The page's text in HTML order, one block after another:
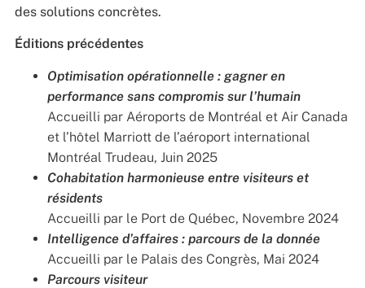
des solutions concrètes.
Éditions précédentes
Optimisation opérationnelle : gagner en
performance sans compromis sur l’humain
Accueilli par Aéroports de Montréal et Air Canada
et l’hôtel Marriott de l’aéroport international
Montréal Trudeau, Juin 2025
Cohabitation harmonieuse entre visiteurs et
résidents
Accueilli par le Port de Québec, Novembre 2024
Intelligence d’affaires : parcours de la donnée
Accueilli par le Palais des Congrès, Mai 2024
Parcours visiteur